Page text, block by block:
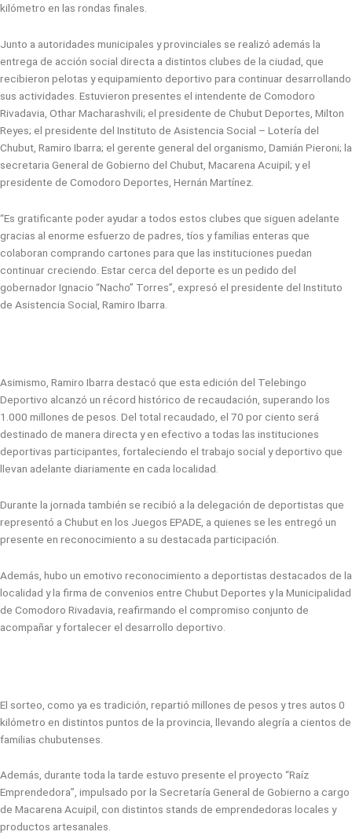
kilómetro en las rondas finales.
Junto a autoridades municipales y provinciales se realizó además la
entrega de acción social directa a distintos clubes de la ciudad, que
recibieron pelotas y equipamiento deportivo para continuar desarrollando
sus actividades. Estuvieron presentes el intendente de Comodoro
Rivadavia, Othar Macharashvili; el presidente de Chubut Deportes, Milton
Reyes; el presidente del Instituto de Asistencia Social – Lotería del
Chubut, Ramiro Ibarra; el gerente general del organismo, Damián Pieroni; la
secretaria General de Gobierno del Chubut, Macarena Acuipil; y el
presidente de Comodoro Deportes, Hernán Martínez.
“Es gratificante poder ayudar a todos estos clubes que siguen adelante
gracias al enorme esfuerzo de padres, tíos y familias enteras que
colaboran comprando cartones para que las instituciones puedan
continuar creciendo. Estar cerca del deporte es un pedido del
gobernador Ignacio “Nacho” Torres”, expresó el presidente del Instituto
de Asistencia Social, Ramiro Ibarra.
Asimismo, Ramiro Ibarra destacó que esta edición del Telebingo
Deportivo alcanzó un récord histórico de recaudación, superando los
1.000 millones de pesos. Del total recaudado, el 70 por ciento será
destinado de manera directa y en efectivo a todas las instituciones
deportivas participantes, fortaleciendo el trabajo social y deportivo que
llevan adelante diariamente en cada localidad.
Durante la jornada también se recibió a la delegación de deportistas que
representó a Chubut en los Juegos EPADE, a quienes se les entregó un
presente en reconocimiento a su destacada participación.
Además, hubo un emotivo reconocimiento a deportistas destacados de la
localidad y la firma de convenios entre Chubut Deportes y la Municipalidad
de Comodoro Rivadavia, reafirmando el compromiso conjunto de
acompañar y fortalecer el desarrollo deportivo.
El sorteo, como ya es tradición, repartió millones de pesos y tres autos 0
kilómetro en distintos puntos de la provincia, llevando alegría a cientos de
familias chubutenses.
Además, durante toda la tarde estuvo presente el proyecto “Raíz
Emprendedora”, impulsado por la Secretaría General de Gobierno a cargo
de Macarena Acuipil, con distintos stands de emprendedoras locales y
productos artesanales.